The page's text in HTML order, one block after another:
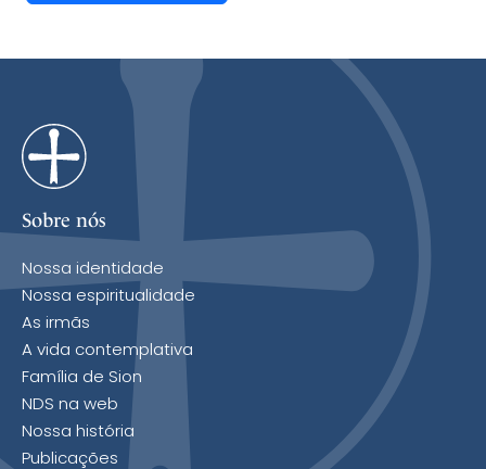
Sobre nós
Nossa identidade
Nossa espiritualidade
As irmãs
A vida contemplativa
Família de Sion
NDS na web
Nossa história
Publicações